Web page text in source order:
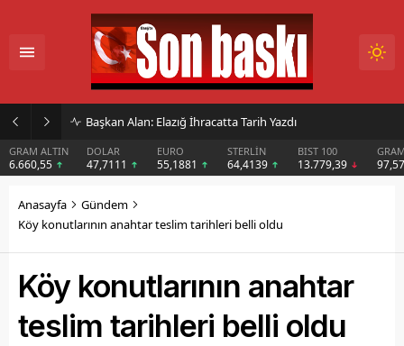
İmar Kararı Mahkemeye Taşındı
DOLAR
47,7111
EURO
55,1881
STERLİN
64,4139
BIST 100
13.779,39
GRAM GÜMÜŞ
97,57
Anasayfa
Gündem
Köy konutlarının anahtar teslim tarihleri belli oldu
Köy konutlarının anahtar
teslim tarihleri belli oldu